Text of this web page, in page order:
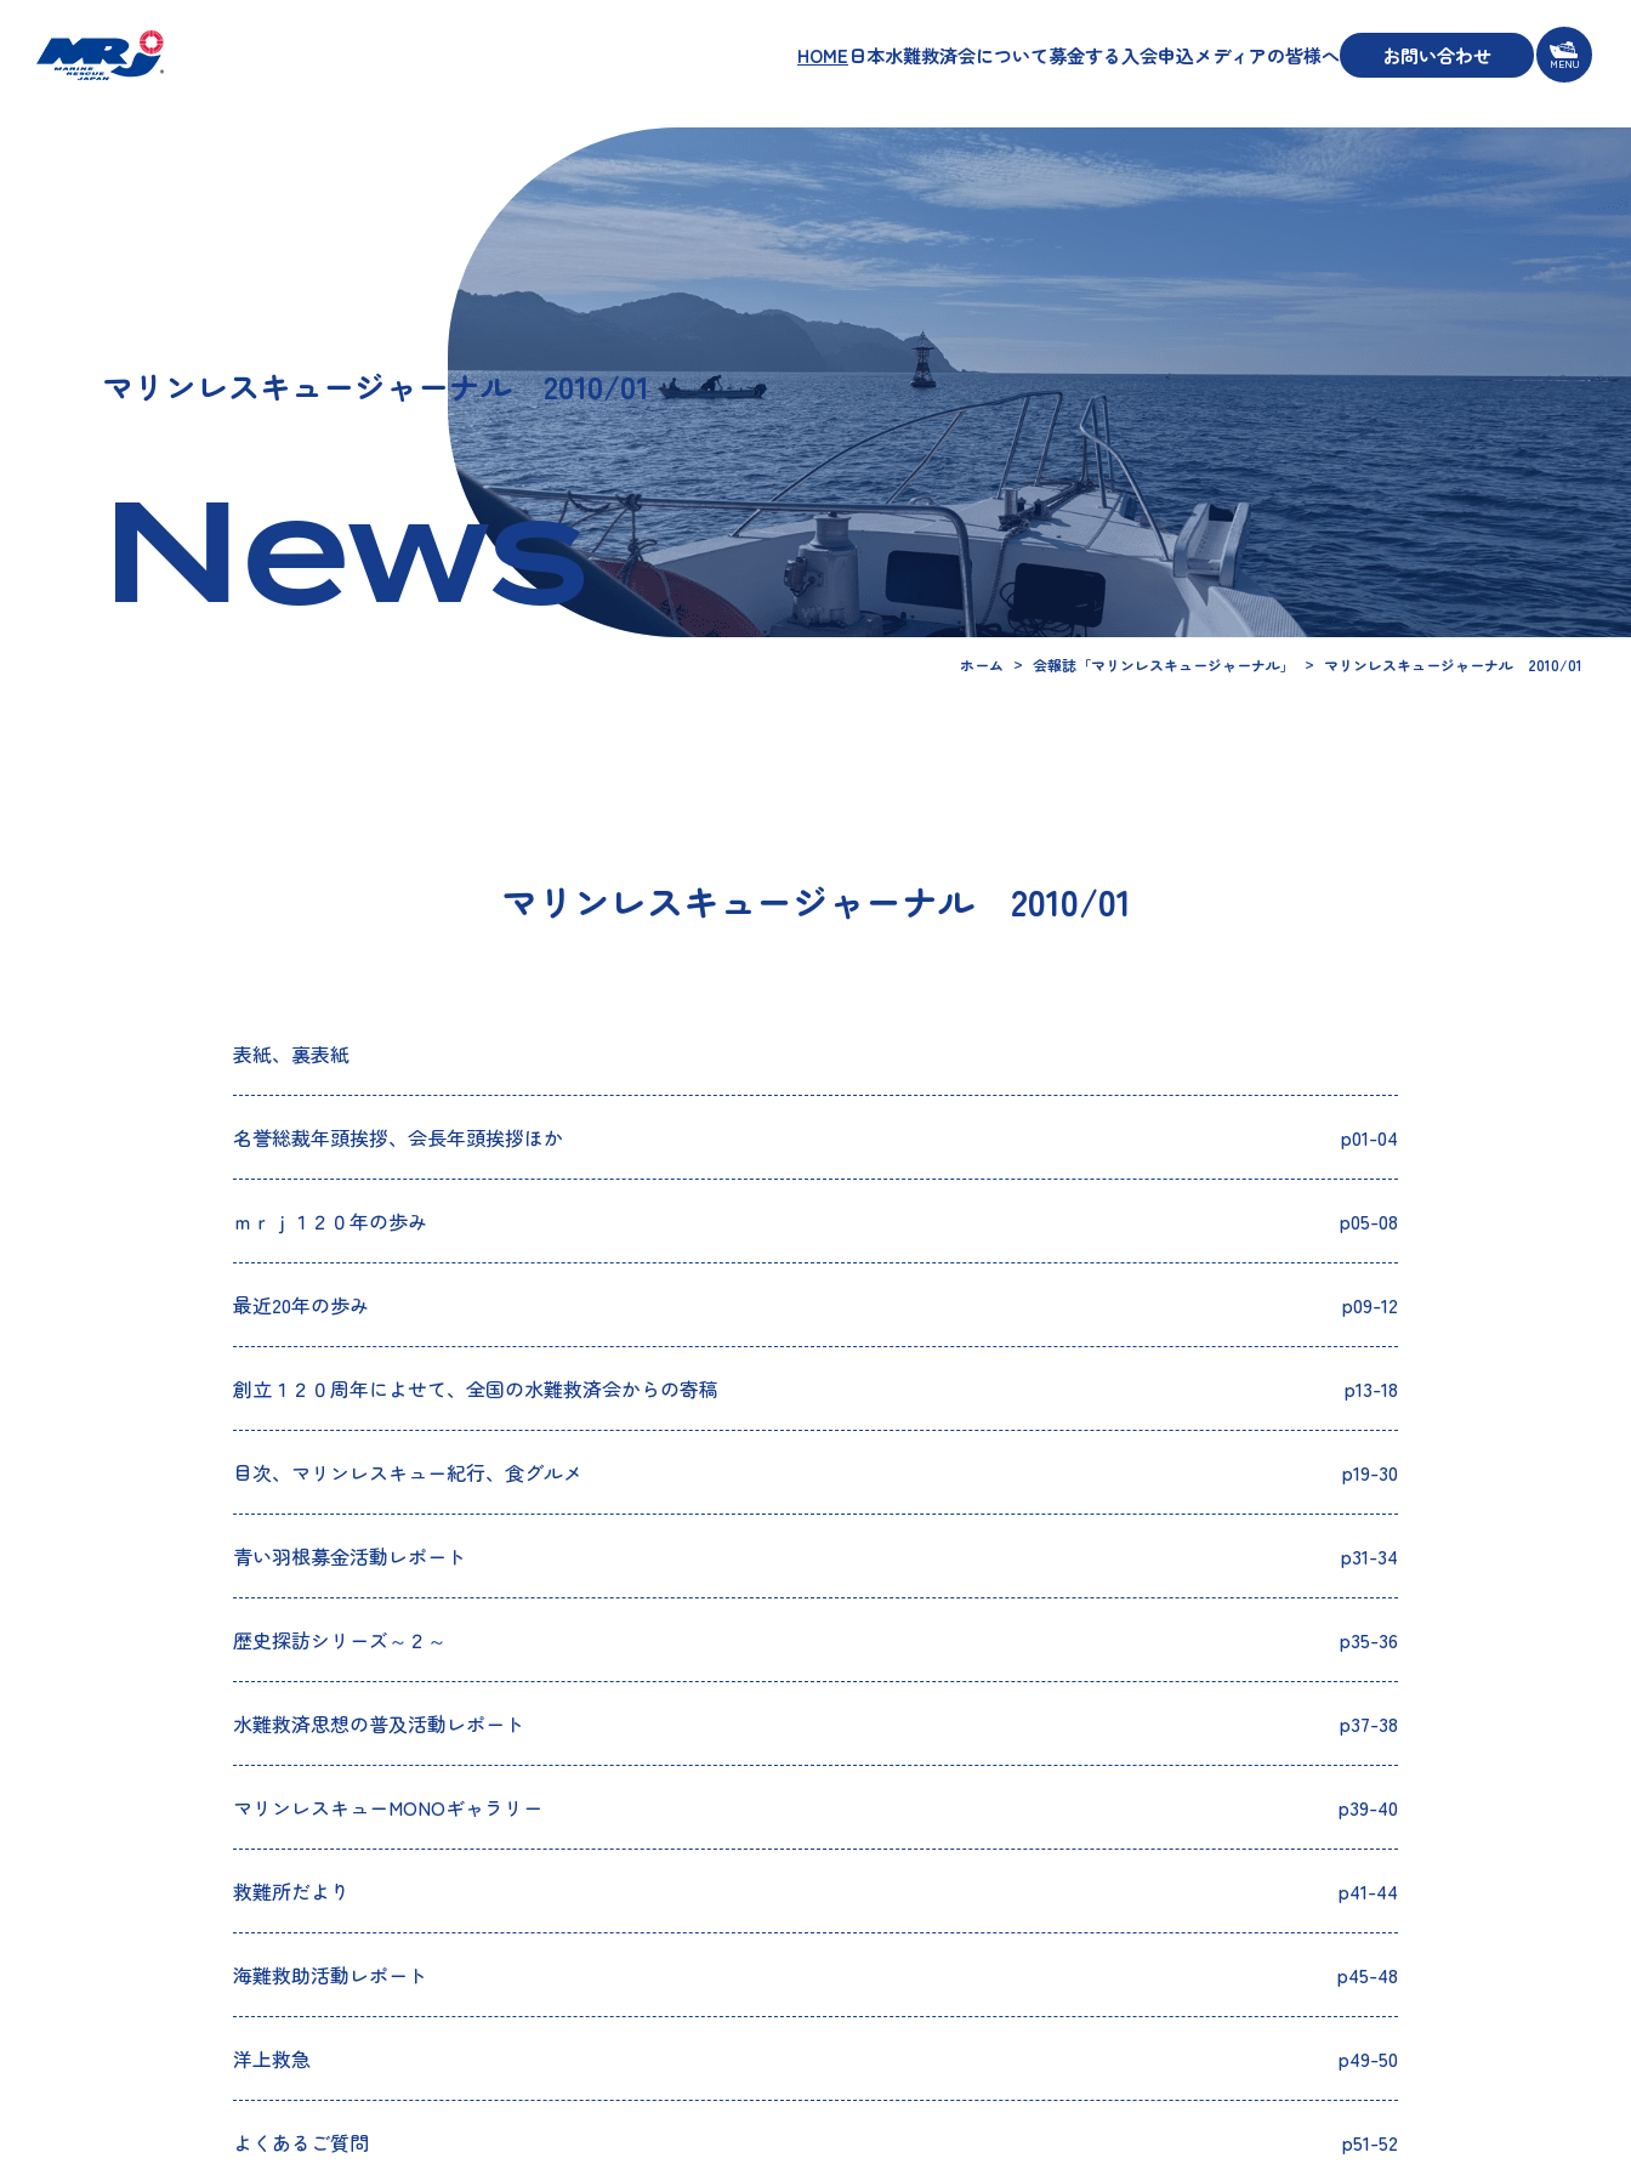
HOME日本水難救済会について募金する 入会申込メディアの皆様へ お問い合わせ MENU
マリンレスキュージャーナル 2010/01
News
ホーム 会報誌「マリンレスキュージャーナル」 マリンレスキュージャーナル 2010/01
マリンレスキュージャーナル 2010/01
表紙、裏表紙
名誉総裁年頭挨拶、会長年頭挨拶ほか p01-04
ｍｒｊ１２０年の歩み p05-08
最近20年の歩み p09-12
創立１２０周年によせて、全国の水難救済会からの寄稿 p13-18
目次、マリンレスキュー紀行、食グルメ p19-30
青い羽根募金活動レポート p31-34
歴史探訪シリーズ～２～ p35-36
水難救済思想の普及活動レポート p37-38
マリンレスキューMONOギャラリー p39-40
救難所だより p41-44
海難救助活動レポート p45-48
洋上救急 p49-50
よくあるご質問 p51-52